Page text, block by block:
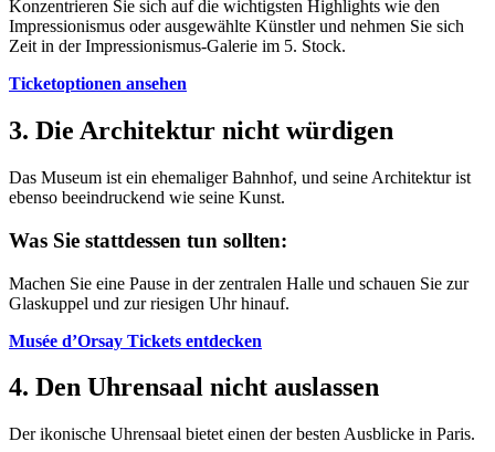
Konzentrieren Sie sich auf die wichtigsten Highlights wie den
Impressionismus oder ausgewählte Künstler und nehmen Sie sich
Zeit in der Impressionismus-Galerie im 5. Stock.
Ticketoptionen ansehen
3. Die Architektur nicht würdigen
Das Museum ist ein ehemaliger Bahnhof, und seine Architektur ist
ebenso beeindruckend wie seine Kunst.
Was Sie stattdessen tun sollten:
Machen Sie eine Pause in der zentralen Halle und schauen Sie zur
Glaskuppel und zur riesigen Uhr hinauf.
Musée d’Orsay Tickets entdecken
4. Den Uhrensaal nicht auslassen
Der ikonische Uhrensaal bietet einen der besten Ausblicke in Paris.